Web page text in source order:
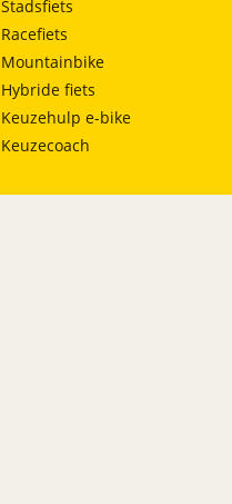
Stadsfiets
Racefiets
Mountainbike
Hybride fiets
Keuzehulp e-bike
Keuzecoach